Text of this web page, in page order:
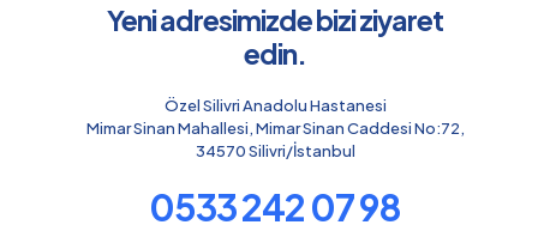
Yeni adresimizde bizi ziyaret
edin.
Özel Silivri Anadolu Hastanesi
Mimar Sinan Mahallesi, Mimar Sinan Caddesi No:72,
34570 Silivri/İstanbul
0533 242 07 98